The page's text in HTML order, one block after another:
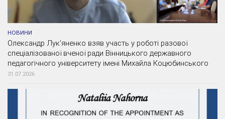
НОВИНИ
Олександр Лук’яненко взяв участь у роботі разової
спеціалізованої вченої ради Вінницького державного
педагогічного університету імені Михайла Коцюбинського
31.07.2026